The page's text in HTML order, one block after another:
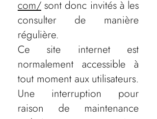
com/ sont donc invités à les
consulter de manière
régulière.
Ce site internet est
normalement accessible à
tout moment aux utilisateurs.
Une interruption pour
raison de maintenance